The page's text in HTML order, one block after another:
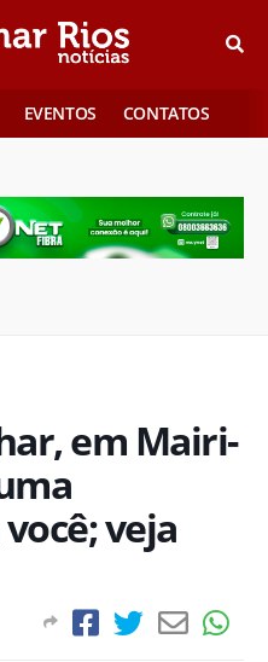
EVENTOS CONTATOS
em Mairi-
veja